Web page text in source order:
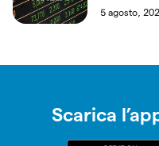
5 agosto,
Scarica